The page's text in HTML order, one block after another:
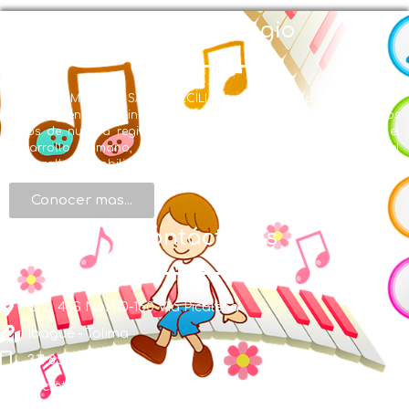
Nuestro Colegio
EL LICEO MUSICAL SANTA CECILIA con Modalidad en Educación
Musical y énfasis en inglés se creó en la búsqueda de ofrecer a los
niños de nuestra región una formación integral, centrada en el
desarrollo humano, de valores, de conocimientos y en el
desarrollo de habilidades artísticas.
Conocer mas...
Contáctenos
Cra. 48S No. 110-150 Vía Picaleña
Ibagué - Tolima
311 856 1491
secretaria@liceosantacecilia.edu.co